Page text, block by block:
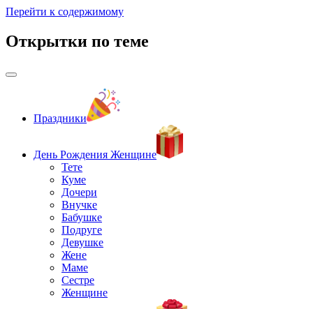
Перейти к содержимому
Открытки по теме
Праздники
День Рождения Женщине
Тете
Куме
Дочери
Внучке
Бабушке
Подруге
Девушке
Жене
Маме
Сестре
Женщине